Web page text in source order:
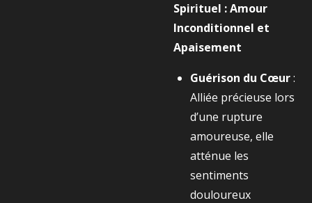
Spirituel : Amour
Inconditionnel et
Apaisement
Guérison du Cœur:
Alliée précieuse lors
d’une rupture
amoureuse, elle
atténue les
sentiments
douloureux